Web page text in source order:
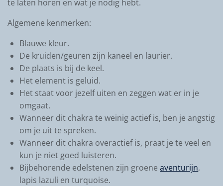
te laten horen en wat je nodig hebt.
Algemene kenmerken:
Blauwe kleur.
De kruiden/geuren zijn kaneel en laurier.
De plaats is bij de keel.
Het element is geluid.
Het staat voor jezelf uiten en zeggen wat er in je
omgaat.
Wanneer dit chakra te weinig actief is, ben je angstig
om je uit te spreken.
Wanneer dit chakra overactief is, praat je te veel en
kun je niet goed luisteren.
Bijbehorende edelstenen zijn groene aventurijn,
lapis lazuli en turquoise.